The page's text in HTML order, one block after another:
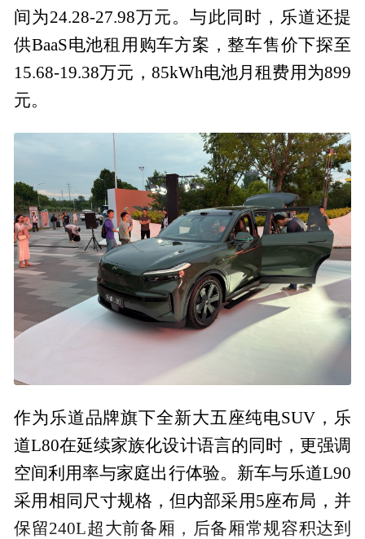
间为24.28-27.98万元。与此同时，乐道还提
供BaaS电池租用购车方案，整车售价下探至
15.68-19.38万元，85kWh电池月租费用为899
元。
作为乐道品牌旗下全新大五座纯电SUV，乐
道L80在延续家族化设计语言的同时，更强调
空间利用率与家庭出行体验。新车与乐道L90
采用相同尺寸规格，但内部采用5座布局，并
保留240L超大前备厢，后备厢常规容积达到